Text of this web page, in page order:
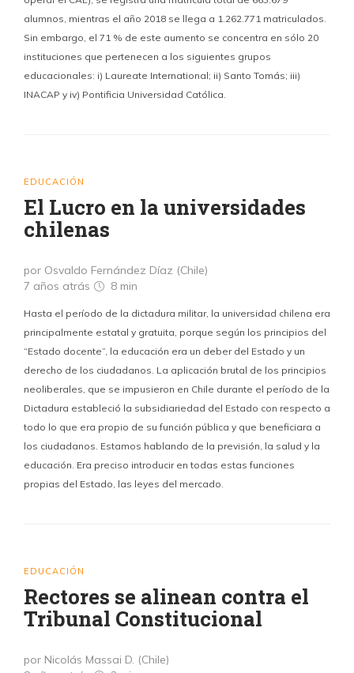
alumnos, mientras el año 2018 se llega a 1.262.771 matriculados.
Sin embargo, el 71 % de este aumento se concentra en sólo 20
instituciones que pertenecen a los siguientes grupos
educacionales: i) Laureate International; ii) Santo Tomás; iii)
INACAP y iv) Pontificia Universidad Católica.
EDUCACIÓN
El Lucro en la universidades
chilenas
por Osvaldo Fernández Díaz (Chile)
7 años atrás
8 min
Hasta el período de la dictadura militar, la universidad chilena era
principalmente estatal y gratuita, porque según los principios del
“Estado docente”, la educación era un deber del Estado y un
derecho de los ciudadanos. La aplicación brutal de los principios
neoliberales, que se impusieron en Chile durante el período de la
Dictadura estableció la subsidiariedad del Estado con respecto a
todo lo que era propio de su función pública y que beneficiara a
los ciudadanos. Estamos hablando de la previsión, la salud y la
educación. Era preciso introducir en todas estas funciones
propias del Estado, las leyes del mercado.
EDUCACIÓN
Rectores se alinean contra el
Tribunal Constitucional
por Nicolás Massai D. (Chile)